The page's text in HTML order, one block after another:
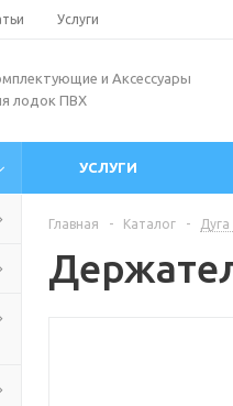
Услуги
и Аксессуары
лодок ПВХ
УСЛУГИ
Главная - Каталог -